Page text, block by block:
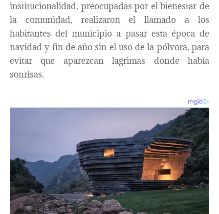
institucionalidad, preocupadas por el bienestar de
la comunidad, realizaron el llamado a los
habitantes del municipio a pasar esta época de
navidad y fin de año sin el uso de la pólvora, para
evitar que aparezcan lagrimas donde había
sonrisas.